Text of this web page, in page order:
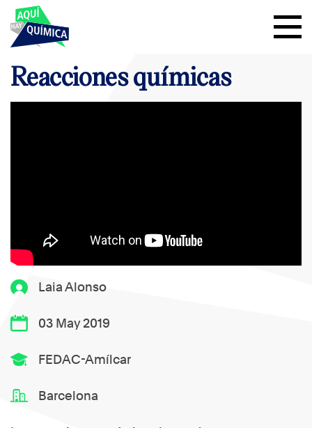
Laia Alonso
03 May 2019
FEDAC-Amílcar
Barcelona
Reacciones químicas